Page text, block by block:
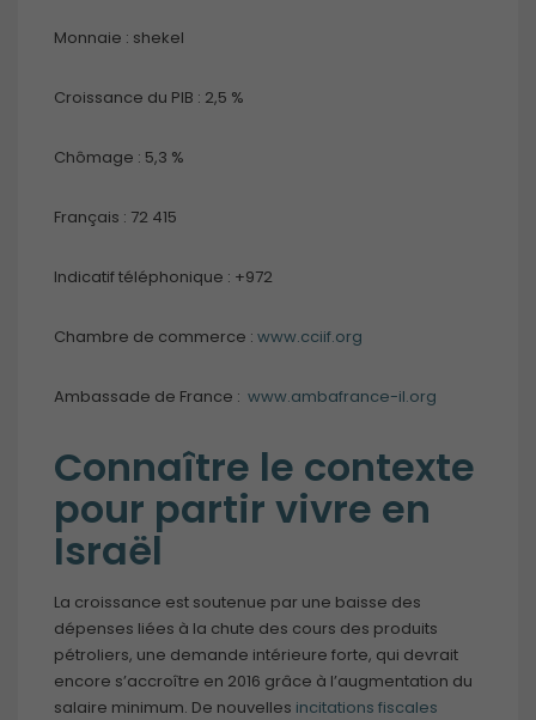
Monnaie : shekel
Croissance du PIB : 2,5 %
Chômage : 5,3 %
Français : 72 415
Indicatif téléphonique : +972
Chambre de commerce : www.cciif.org
Ambassade de France : www.ambafrance-il.org
Connaître le contexte
pour partir vivre en
Israël
La croissance est soutenue par une baisse des
dépenses liées à la chute des cours des produits
pétroliers, une demande intérieure forte, qui devrait
encore s’accroître en 2016 grâce à l’augmentation du
salaire minimum. De nouvelles incitations fiscales